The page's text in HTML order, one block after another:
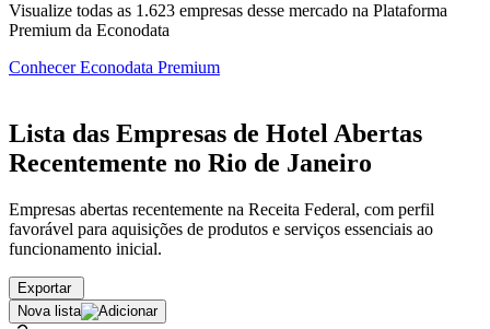
Visualize todas as 1.623 empresas desse mercado na Plataforma
Premium da Econodata
Conhecer Econodata Premium
Lista das Empresas de Hotel Abertas
Recentemente no Rio de Janeiro
Empresas abertas recentemente na Receita Federal, com perfil
favorável para aquisições de produtos e serviços essenciais ao
funcionamento inicial.
Exportar
Nova lista